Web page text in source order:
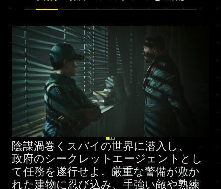
陰謀渦巻くスパイの世界に潜入し、
政府のシークレットエージェント とし
て任務を遂行せよ。厳重な警備が敷か
れた建物に忍び込み、手強い敵や熟練
好戦的な私兵組織
新たなスキルツリー